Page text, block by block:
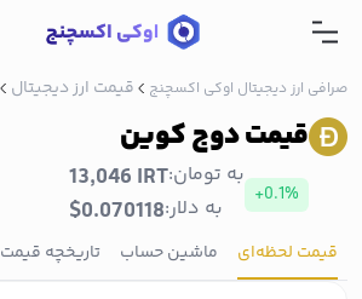
صرافی ارز دیجیتال اوکی اکسچنج قیمت ارز دیجیتال
قیمت دوج کوین
+0.1%
به تومان:13,046 IRT
به دلار:$0.070118
قیمت لحظه‌ای ماشین حساب تاریخچه قیمت